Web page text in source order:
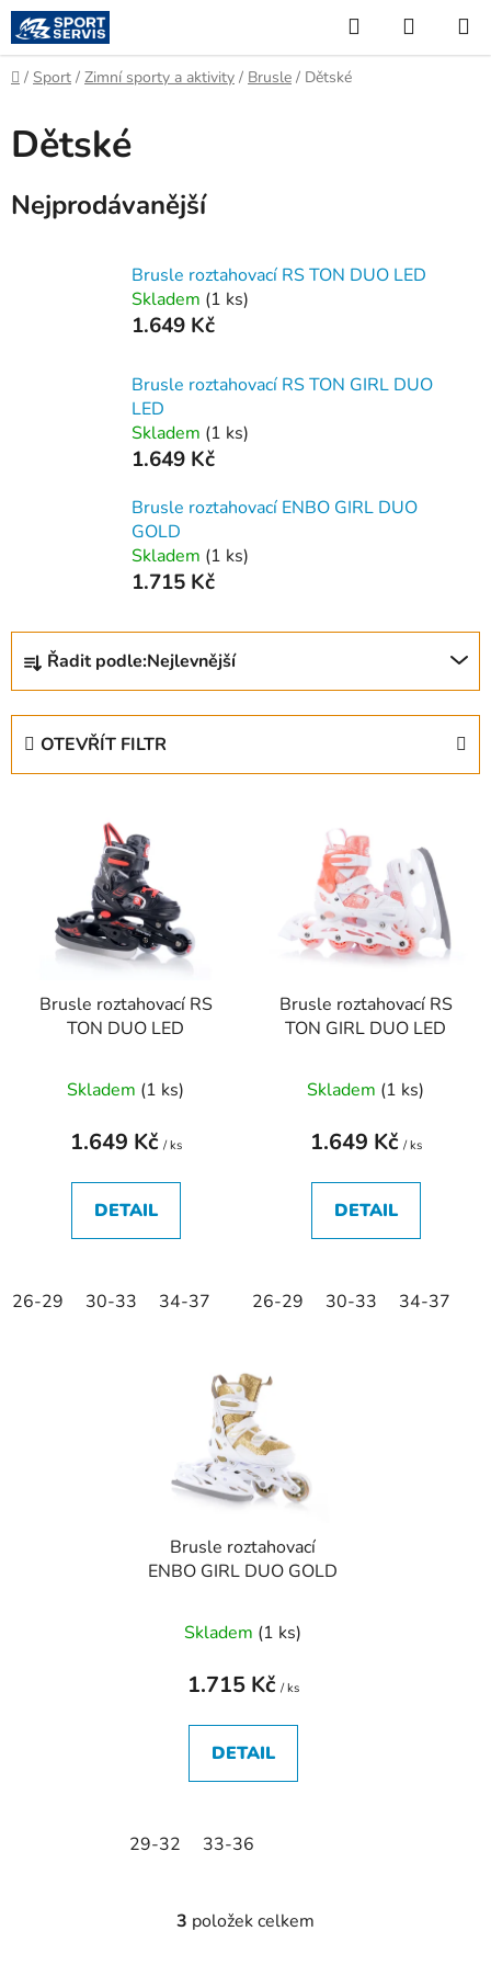
Přejít
na
obsah
Hledat
KOŠÍK
Domů
/ Sport / Zimní sporty a aktivity / Brusle / Dětské
Dětské
Nejprodávanější
Brusle roztahovací RS TON DUO LED
Skladem (1 ks)
1.649 Kč
Brusle roztahovací RS TON GIRL DUO
LED
Skladem (1 ks)
1.649 Kč
Brusle roztahovací ENBO GIRL DUO
GOLD
Skladem (1 ks)
1.715 Kč
Ř
z
Řadit podle:Nejlevnější
OTEVŘÍT FILTR
Brusle roztahovací RS
TON DUO LED
Skladem (1 ks)
1.649 Kč / ks
DETAIL
26-29 30-33 34-37
Brusle roztahovací RS
TON GIRL DUO LED
Skladem (1 ks)
1.649 Kč / ks
DETAIL
26-29 30-33 34-37
Brusle roztahovací
ENBO GIRL DUO GOLD
Skladem (1 ks)
1.715 Kč / ks
DETAIL
29-32 33-36
O
3 položek celkem